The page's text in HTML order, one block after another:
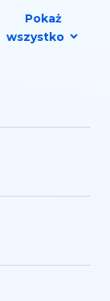
Pokaż
wszystko